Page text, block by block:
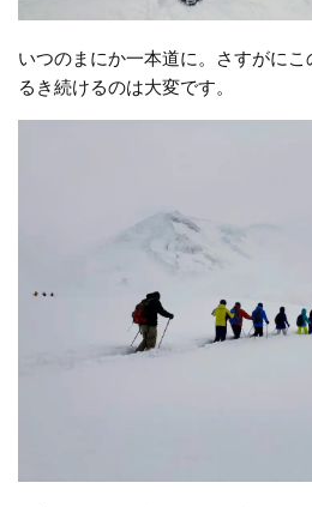
いつのまにか一本道に。さすがに
るき続けるのは大変です。